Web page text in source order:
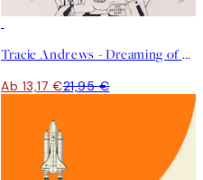
Tracie Andrews - Dreaming of Space Poster
Ab 13,17 €21,95 €